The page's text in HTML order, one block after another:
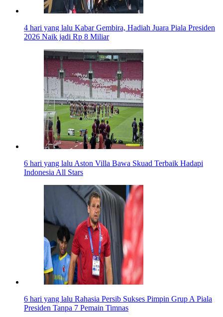
4 hari yang lalu Kabar Gembira, Hadiah Juara Piala Presiden
2026 Naik jadi Rp 8 Miliar
6 hari yang lalu Aston Villa Bawa Skuad Terbaik Hadapi
Indonesia All Stars
6 hari yang lalu Rahasia Persib Sukses Pimpin Grup A Piala
Presiden Tanpa 7 Pemain Timnas